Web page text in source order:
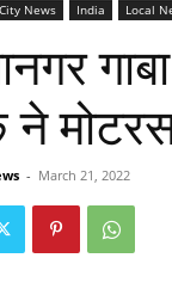
City News India Local
- March 21, 2022